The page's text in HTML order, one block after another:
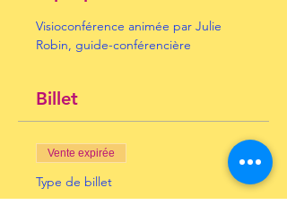
Visioconférence animée par Julie
Robin, guide-conférencière
Billet
Vente expirée
Type de billet